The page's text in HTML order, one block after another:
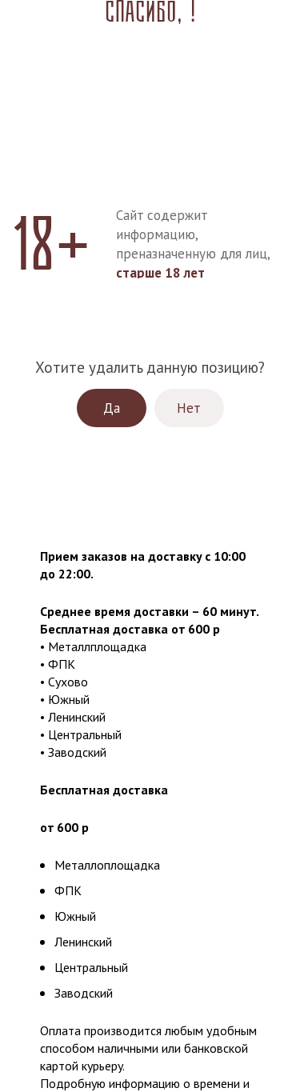
Спасибо, !
18+
Сайт содержит
информацию,
преназначенную для лиц,
старше 18 лет
Хотите удалить данную позицию?
Да Нет
Прием заказов на доставку с 10:00
до 22:00.
Среднее время доставки – 60 минут.
Бесплатная доставка от 600 р
• Металлплощадка
• ФПК
• Сухово
• Южный
• Ленинский
• Центральный
• Заводский
Бесплатная доставка
от 600 р
Металлоплощадка
ФПК
Южный
Ленинский
Центральный
Заводский
Оплата производится любым удобным
способом наличными или банковской
картой курьеру.
Подробную информацию о времени и